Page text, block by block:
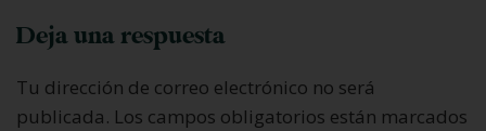
Deja una respuesta
Tu dirección de correo electrónico no será
publicada. Los campos obligatorios están marcados